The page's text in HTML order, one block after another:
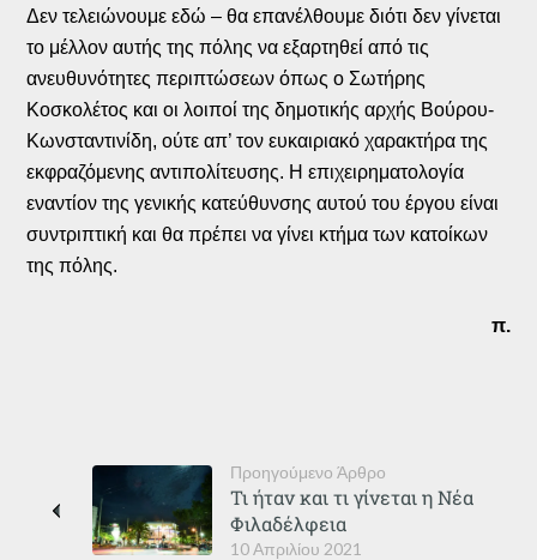
Δεν τελειώνουμε εδώ – θα επανέλθουμε διότι δεν γίνεται
το μέλλον αυτής της πόλης να εξαρτηθεί από τις
ανευθυνότητες περιπτώσεων όπως ο Σωτήρης
Κοσκολέτος και οι λοιποί της δημοτικής αρχής Βούρου-
Κωνσταντινίδη, ούτε απ’ τον ευκαιριακό χαρακτήρα της
εκφραζόμενης αντιπολίτευσης. Η επιχειρηματολογία
εναντίον της γενικής κατεύθυνσης αυτού του έργου είναι
συντριπτική και θα πρέπει να γίνει κτήμα των κατοίκων
της πόλης.
π.
Προηγούμενο Άρθρο
10 Απριλίου 2021
Τι ήταν και τι γίνεται η Νέα
Φιλαδέλφεια